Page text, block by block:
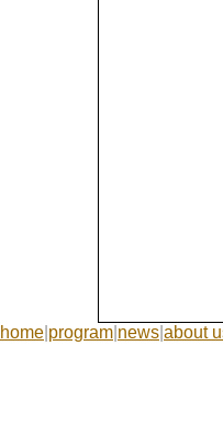
home program news about